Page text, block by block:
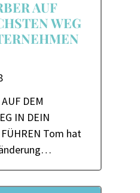
AUF
WEG
DEM
IN DEIN
Tom hat